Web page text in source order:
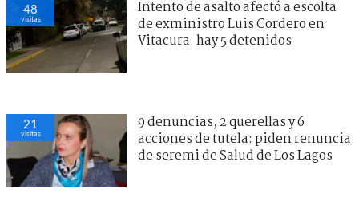
48
visitas
Intento de asalto afectó a escolta
de exministro Luis Cordero en
Vitacura: hay 5 detenidos
21
visitas
9 denuncias, 2 querellas y 6
acciones de tutela: piden renuncia
de seremi de Salud de Los Lagos